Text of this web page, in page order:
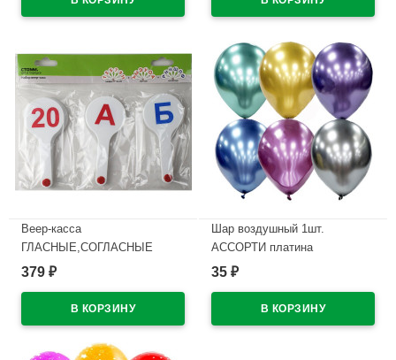
Веер-касса
ГЛАСНЫЕ,СОГЛАСНЫЕ
БУКВЫ И ЦИФРЫ СТАММ
379 ₽
Шар воздушный 1шт.
АССОРТИ платина
(PLATINUM) 25см-30см
35 ₽